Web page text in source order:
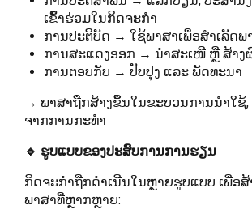
ເຂົ້າຮ່ວມໃນກິດຈະກຳ
ການປະຕິບັດ → ໃຊ້ພາສາເພື່ອສຳເລັດພ
ການສະແດງອອກ → ນຳສະເໜີ ຫຼື ສ້າງ
ການຕອບກັບ → ປັບປຸງ ແລະ ພັດທະນາ
→ ພາສາຖືກສ້າງຂຶ້ນໃນຂະບວນການນຳໃຊ້
ຈາກການກະທຳ
🔹 ຮູບແບບຂອງປະສົບການການຮຽນ
ກິດຈະກຳຖືກດຳເນີນໃນຫຼາຍຮູບແບບ ເພື່ອ
ພາສາທີ່ຫຼາກຫຼາຍ: